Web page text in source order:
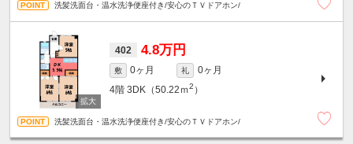
洗髪洗面台・温水洗浄便座付き/安心のＴＶドアホン/
402 4.8万円
敷 0ヶ月 礼
0ヶ月
4階 3DK（50.22ｍ2 ）
洗髪洗面台・温水洗浄便座付き/安心のＴＶドアホン/